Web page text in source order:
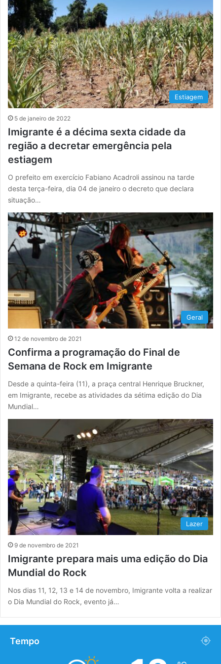
Estiagem
5 de janeiro de 2022
Imigrante é a décima sexta cidade da
região a decretar emergência pela
estiagem
O prefeito em exercício Fabiano Acadroli assinou na tarde
desta terça-feira, dia 04 de janeiro o decreto que declara
situação…
Geral
12 de novembro de 2021
Confirma a programação do Final de
Semana de Rock em Imigrante
Desde a quinta-feira (11), a praça central Henrique Bruckner,
em Imigrante, recebe as atividades da sétima edição do Dia
Mundial…
Lazer
9 de novembro de 2021
Imigrante prepara mais uma edição do Dia
Mundial do Rock
Nos dias 11, 12, 13 e 14 de novembro, Imigrante volta a realizar
o Dia Mundial do Rock, evento já…
Tempo